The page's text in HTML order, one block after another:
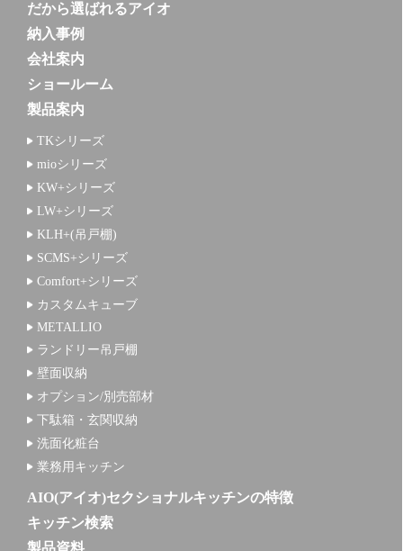
だから選ばれるアイオ
納入事例
会社案内
ショールーム
製品案内
TKシリーズ
mioシリーズ
KW+シリーズ
LW+シリーズ
KLH+(吊戸棚)
SCMS+シリーズ
Comfort+シリーズ
カスタムキューブ
METALLIO
ランドリー吊戸棚
壁面収納
オプション/別売部材
下駄箱・玄関収納
洗面化粧台
業務用キッチン
AIO(アイオ)セクショナルキッチンの特徴
キッチン検索